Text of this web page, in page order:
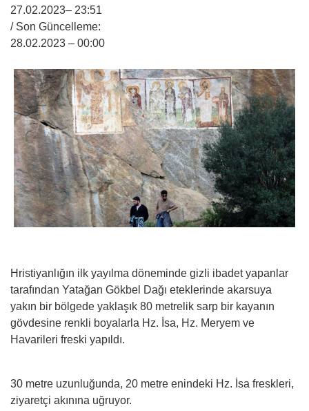
27.02.2023– 23:51
/ Son Güncelleme:
28.02.2023 – 00:00
Hristiyanlığın ilk yayılma döneminde gizli ibadet yapanlar
tarafından Yatağan Gökbel Dağı eteklerinde akarsuya
yakın bir bölgede yaklaşık 80 metrelik sarp bir kayanın
gövdesine renkli boyalarla Hz. İsa, Hz. Meryem ve
Havarileri freski yapıldı.
30 metre uzunluğunda, 20 metre enindeki Hz. İsa freskleri,
ziyaretçi akınına uğruyor.